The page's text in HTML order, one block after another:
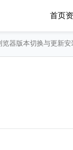
首页
览器版本切换与更新